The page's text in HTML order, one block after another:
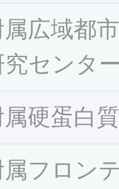
属広域都
センタ
硬蛋白
属フロン